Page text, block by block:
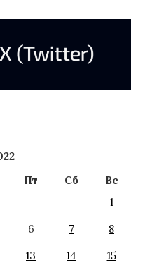
Пт Сб
Вс
1
6 7
8
13 14
15